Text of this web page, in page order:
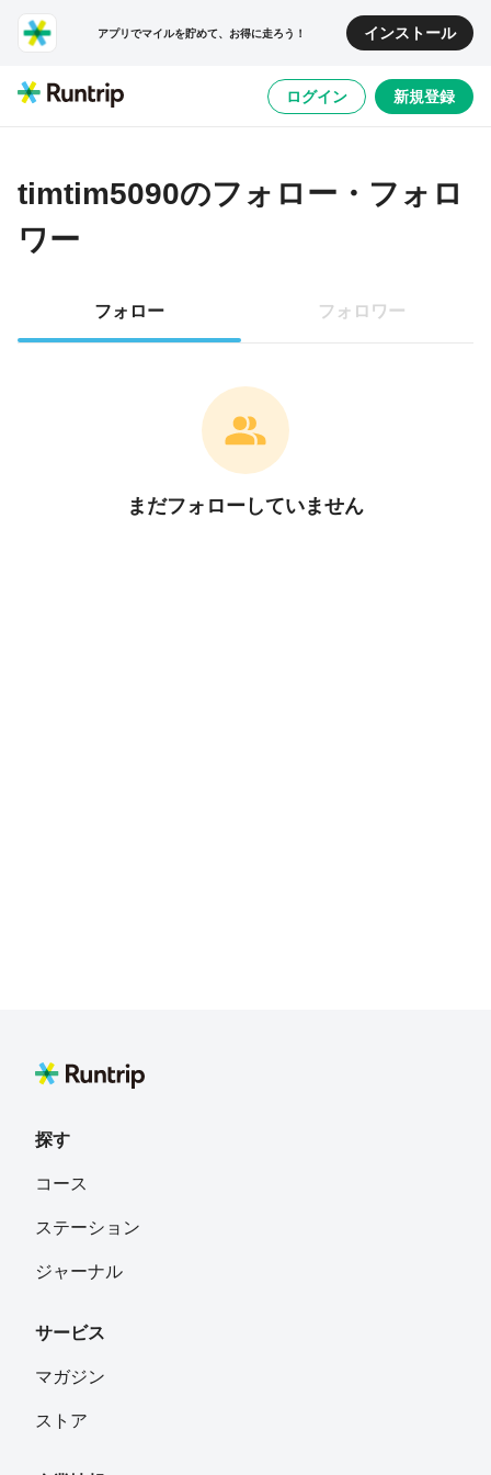
アプリでマイルを貯めて、お得に走ろう！ インストール
ログイン 新規登録
timtim5090のフォロー・フォロ
ワー
フォロー フォロワー
まだフォローしていません
探す
コース
ステーション
ジャーナル
サービス
マガジン
ストア